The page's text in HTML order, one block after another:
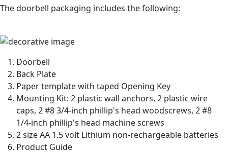
The doorbell packaging includes the following:
Doorbell
Back Plate
Paper template with taped Opening Key
Mounting Kit: 2 plastic wall anchors, 2 plastic wire
caps, 2 #8 3/4-inch phillip's head woodscrews, 2 #8
1/4-inch phillip's head machine screws
2 size AA 1.5 volt Lithium non-rechargeable batteries
Product Guide